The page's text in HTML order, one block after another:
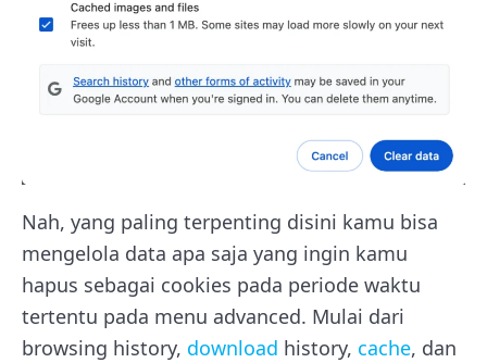
Nah, yang paling terpenting disini kamu bisa
mengelola data apa saja yang ingin kamu
hapus sebagai cookies pada periode waktu
tertentu pada menu advanced. Mulai dari
browsing history, download history, cache, dan